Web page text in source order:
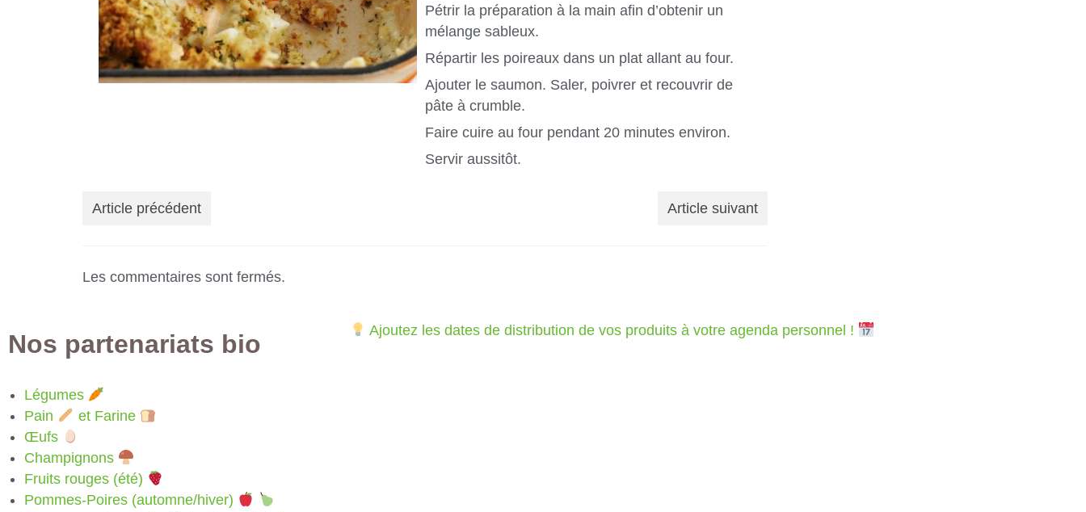
Pétrir la préparation à la main afin d’obtenir un
mélange sableux.
Répartir les poireaux dans un plat allant au four.
Ajouter le saumon. Saler, poivrer et recouvrir de
pâte à crumble.
Faire cuire au four pendant 20 minutes environ.
Servir aussitôt.
Article précédent Article suivant
Les commentaires sont fermés.
Nos partenariats bio
Légumes
Pain
et Farine
Œufs
Champignons
Fruits rouges (été)
Pommes-Poires (automne/hiver)
Ajoutez les dates de distribution de vos produits à votre agenda personnel !